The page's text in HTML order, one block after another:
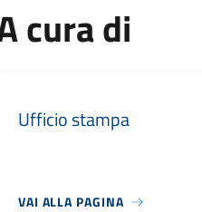
cura di
Ufficio stampa
VAI ALLA PAGINA